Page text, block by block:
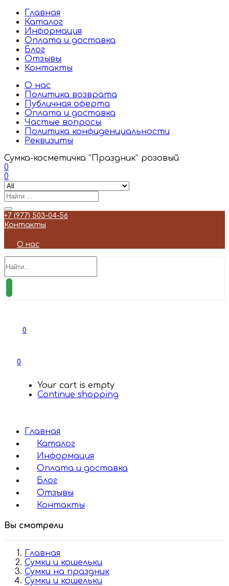
Главная
Каталог
Информация
Оплата и доставка
Блог
Отзывы
Контакты
О нас
Политика возврата
Публичная оферта
Оплата и доставка
Частые вопросы
Политика конфиденциальности
Реквизиты
Сумка-косметичка “Праздник” розовый
0
0
+7 (977) 503-04-56
Контакты
О нас
0
0
Your cart is empty
Continue shopping
Главная
Каталог
Информация
Оплата и доставка
Блог
Отзывы
Контакты
Вы смотрели
Главная
Сумки и кошельки
Сумки на праздник
Сумки и кошельки